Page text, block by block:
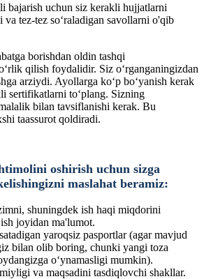
bajarish uchun siz kerakli hujjatlarni
va tez-tez so‘raladigan savollarni o'qib
borishdan oldin tashqi
qilish foydalidir. Siz o‘rganganingizdan
arziydi. Ayollarga ko‘p bo‘yanish kerak
sertifikatlarni to‘plang. Sizning
bilan tavsiflanishi kerak. Bu
taassurot qoldiradi.
oshirish uchun sizga
maslahat beramiz:
shuningdek ish haqi miqdorini
joyidan ma'lumot.
yaroqsiz pasportlar (agar mavjud
bilan olib boring, chunki yangi toza
o‘ynamasligi mumkin).
va maqsadini tasdiqlovchi shakllar.